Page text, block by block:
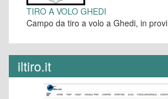
TIRO A VOLO GHEDI
Campo da tiro a volo a Ghedi, in
iltiro.it